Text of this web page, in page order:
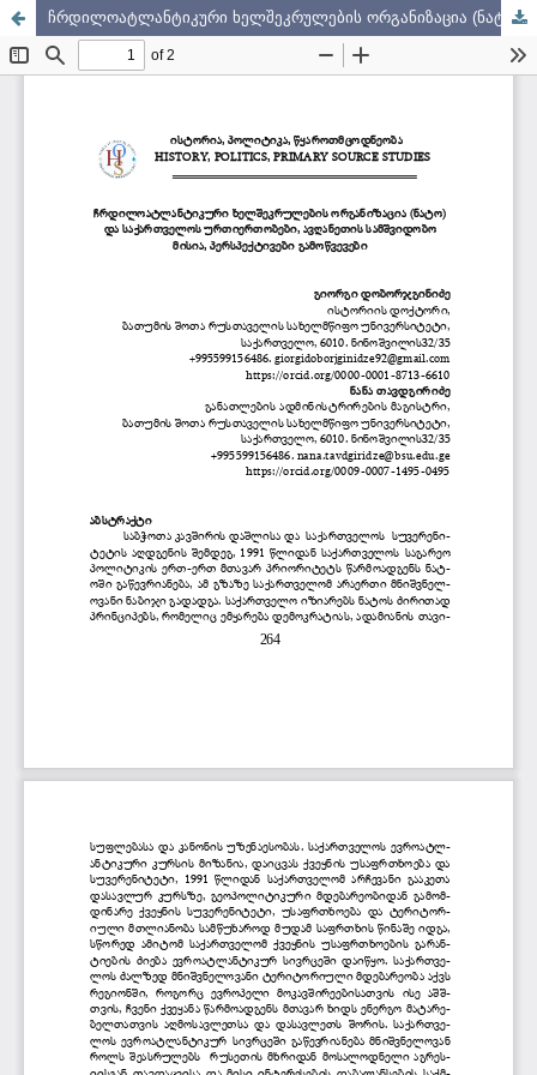
ჩრდილოატლანტიკური ხელშეკრულების ორგანიზაცია (ნატო) და საქართველოს ურთიერთობები, ავღანეთის სამშვიდობო მისია, პერსპექტივები გამოწვევები